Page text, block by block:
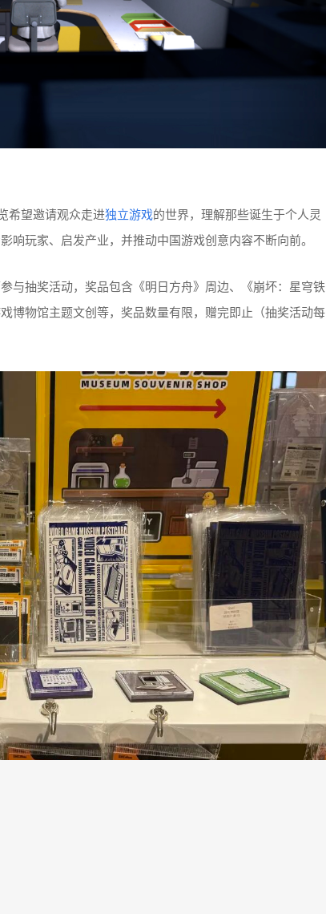
希望邀请观众走进独立游戏的世界，理解那些诞生于个人灵
玩家、启发产业，并推动中国游戏创意内容不断向前。
与抽奖活动，奖品包含《明日方舟》周边、《崩坏：星穹铁
博物馆主题文创等，奖品数量有限，赠完即止（抽奖活动每